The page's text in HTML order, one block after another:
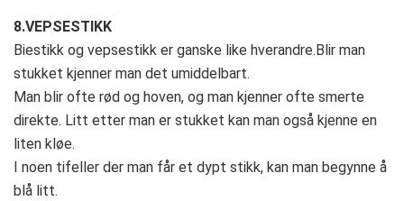
8.VEPSESTIKK
Biestikk og vepsestikk er ganske like hverandre.Blir man
stukket kjenner man det umiddelbart.
Man blir ofte rød og hoven, og man kjenner ofte smerte
direkte. Litt etter man er stukket kan man også kjenne en
liten kløe.
I noen tifeller der man får et dypt stikk, kan man begynne å
blå litt.